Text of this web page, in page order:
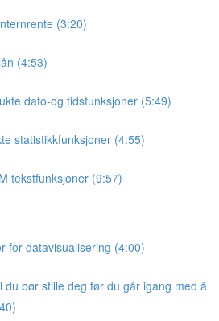
(3:20)
(4:53)
dato-og tidsfunksjoner (5:49)
statistikkfunksjoner (4:55)
tekstfunksjoner (9:57)
for datavisualisering (4:00)
du bør stille deg før du går igang med å